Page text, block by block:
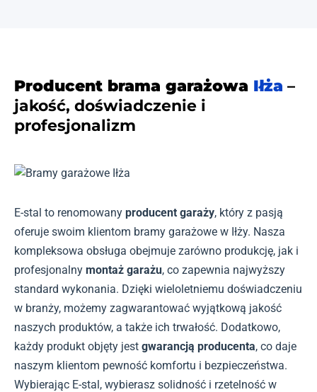
Producent brama garażowa Iłża –
jakość, doświadczenie i
profesjonalizm
E-stal to renomowany producent garaży, który z pasją
oferuje swoim klientom bramy garażowe w Iłży. Nasza
kompleksowa obsługa obejmuje zarówno produkcję, jak i
profesjonalny montaż garażu, co zapewnia najwyższy
standard wykonania. Dzięki wieloletniemu doświadczeniu
w branży, możemy zagwarantować wyjątkową jakość
naszych produktów, a także ich trwałość. Dodatkowo,
każdy produkt objęty jest gwarancją producenta, co daje
naszym klientom pewność komfortu i bezpieczeństwa.
Wybierając E-stal, wybierasz solidność i rzetelność w